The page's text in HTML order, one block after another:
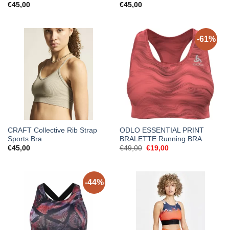
€45,00
€45,00
CRAFT Collective Rib Strap
Sports Bra
€45,00
-61%
ODLO ESSENTIAL PRINT
BRALETTE Running BRA
€49,00 Original
€19,00Current
-44%